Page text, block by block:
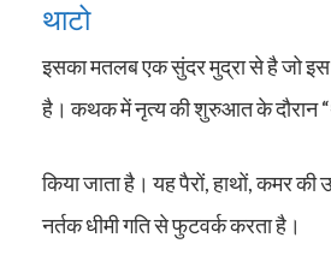
थाटो
इसका मतलब एक सुंदर मुद्रा से है जो इस
है। कथक में नृत्य की शुरुआत के दौरान
किया जाता है। यह पैरों, हाथों, कमर की
नर्तक धीमी गति से फुटवर्क करता है।